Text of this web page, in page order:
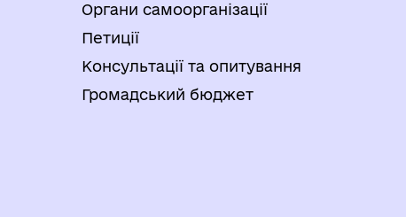
Органи самоорганізації
Петиції
Консультації та опитування
Громадський бюджет